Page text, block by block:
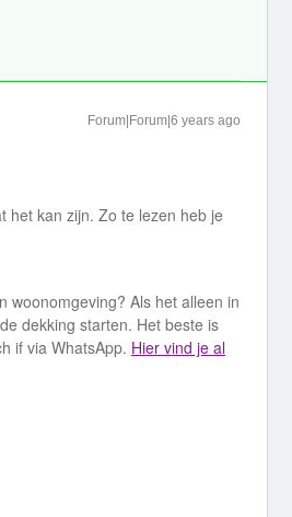
Forum|Forum|6 years ago
het kan zijn. Zo te lezen heb je
woonomgeving? Als het alleen in
dekking starten. Het beste is
if via WhatsApp. Hier vind je al